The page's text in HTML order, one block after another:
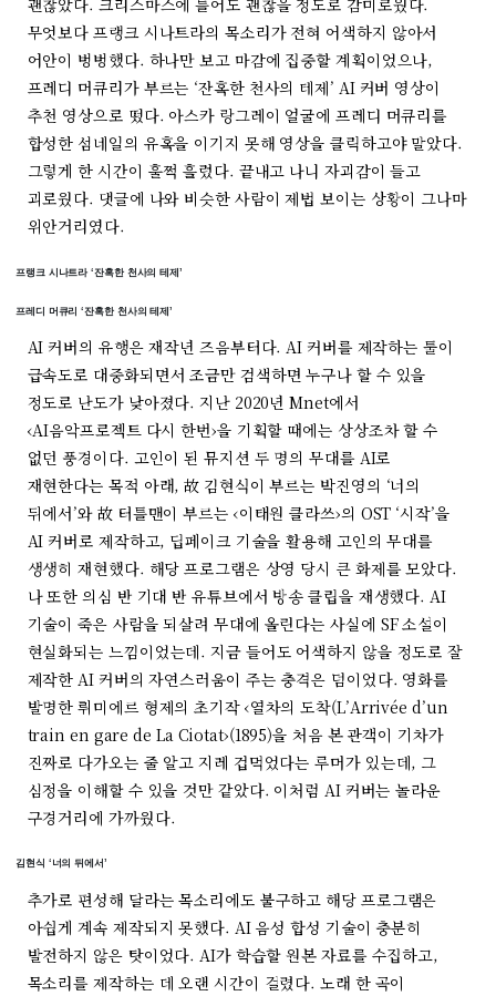
무엇보다 프랭크 시나트라의 목소리가 전혀 어색하지 않아서
어안이 벙벙했다. 하나만 보고 마감에 집중할 계획이었으나,
프레디 머큐리가 부르는 ‘잔혹한 천사의 테제’ AI 커버 영상이
추천 영상으로 떴다. 아스카 랑그레이 얼굴에 프레디 머큐리를
합성한 섬네일의 유혹을 이기지 못해 영상을 클릭하고야 말았다.
그렇게 한 시간이 훌쩍 흘렀다. 끝내고 나니 자괴감이 들고
괴로웠다. 댓글에 나와 비슷한 사람이 제법 보이는 상황이 그나마
위안거리였다.
프랭크 시나트라 ‘잔혹한 천사의 테제’
프레디 머큐리 ‘잔혹한 천사의 테제’
AI 커버의 유행은 재작년 즈음부터다. AI 커버를 제작하는 툴이
급속도로 대중화되면서 조금만 검색하면 누구나 할 수 있을
정도로 난도가 낮아졌다. 지난 2020년 Mnet에서
‹AI음악프로젝트 다시 한번›을 기획할 때에는 상상조차 할 수
없던 풍경이다. 고인이 된 뮤지션 두 명의 무대를 AI로
재현한다는 목적 아래, 故 김현식이 부르는 박진영의 ‘너의
뒤에서’와 故 터틀맨이 부르는 ‹이태원 클라쓰›의 OST ‘시작’을
AI 커버로 제작하고, 딥페이크 기술을 활용해 고인의 무대를
생생히 재현했다. 해당 프로그램은 상영 당시 큰 화제를 모았다.
나 또한 의심 반 기대 반 유튜브에서 방송 클립을 재생했다. AI
기술이 죽은 사람을 되살려 무대에 올린다는 사실에 SF 소설이
현실화되는 느낌이었는데. 지금 들어도 어색하지 않을 정도로 잘
제작한 AI 커버의 자연스러움이 주는 충격은 덤이었다. 영화를
발명한 뤼미에르 형제의 초기작 ‹열차의 도착(L’Arrivée d’un
train en gare de La Ciotat›(1895)을 처음 본 관객이 기차가
진짜로 다가오는 줄 알고 지레 겁먹었다는 루머가 있는데, 그
심정을 이해할 수 있을 것만 같았다. 이처럼 AI 커버는 놀라운
구경거리에 가까웠다.
김현식 ‘너의 뒤에서’
추가로 편성해 달라는 목소리에도 불구하고 해당 프로그램은
아쉽게 계속 제작되지 못했다. AI 음성 합성 기술이 충분히
발전하지 않은 탓이었다. AI가 학습할 원본 자료를 수집하고,
목소리를 제작하는 데 오랜 시간이 걸렸다. 노래 한 곡이